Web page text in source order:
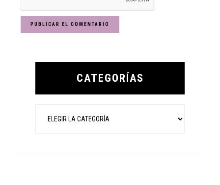
Primary
CATEGORÍAS